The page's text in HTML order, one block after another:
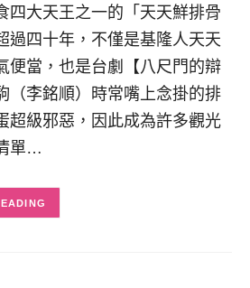
四大天王之一的「天天鮮排骨
過四十年，不僅是基隆人天天
便當，也是台劇【八尺門的辯
（李銘順）時常嘴上念掛的排
超級邪惡，因此成為許多觀光
單…